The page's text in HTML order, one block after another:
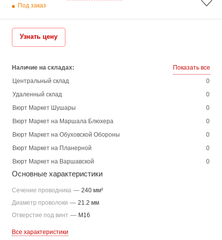
Под заказ
Узнать цену
Наличие на складах:
Показать все
Центральный склад
0
Удаленный склад
0
Вюрт Маркет Шушары
0
Вюрт Маркет на Маршала Блюхера
0
Вюрт Маркет на Обуховской Обороны
0
Вюрт Маркет на Планерной
0
Вюрт Маркет на Варшавской
0
Основные характеристики
Сечение проводника — 240 мм²
Диаметр проволоки — 21.2 мм
Отверстие под винт — M16
Все характеристики